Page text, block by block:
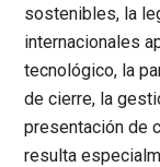
sostenibles, la
internacionales
tecnológico, la
de cierre, la
presentación de
resulta